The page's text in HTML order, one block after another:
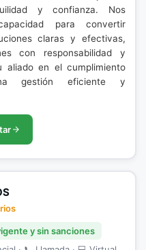
y confianza. Nos
para convertir
claras y efectivas,
con responsabilidad y
aliado en el cumplimiento
gestión eficiente y
y sin sanciones